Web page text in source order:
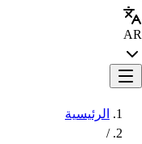
AR
الرئيسية
/